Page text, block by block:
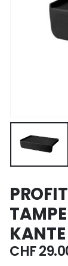
KANTE
CHF